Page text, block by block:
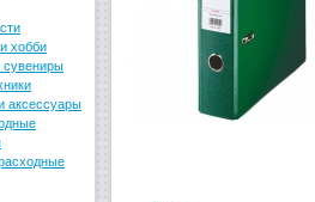
хобби
сувениры
аксессуары